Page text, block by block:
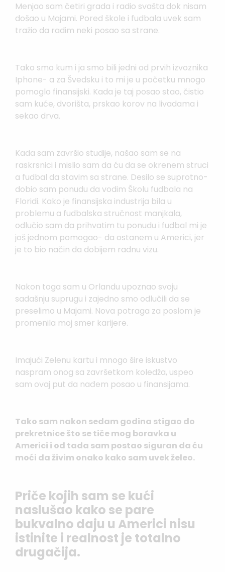
Menjao sam četiri grada i radio svašta dok nisam
došao u Majami. Pored škole i fudbala uvek sam
tražio da radim neki posao sa strane.
Tako smo kum i ja smo bili jedni od prvih izvoznika
Iphone- a za Švedsku i to mi je u početku mnogo
pomoglo finansijski. Kada je taj posao stao, čistio
sam kuće, dvorišta, prskao korov na livadama i
sekao drva.
Kada sam završio studije, našao sam se na
raskrsnici i mislio sam da ću da se okrenem struci
a fudbal da stavim sa strane. Desilo se suprotno-
dobio sam ponudu da vodim Školu fudbala na
Floridi. Kako je finansijska industrija bila u
problemu a fudbalska stručnost manjkala,
odlučio sam da prihvatim tu ponudu i fudbal mi je
još jednom pomogao- da ostanem u Americi, jer
je to bio način da dobijem radnu vizu.
Nakon toga sam u Orlandu upoznao svoju
sadašnju suprugu i zajedno smo odlučili da se
preselimo u Majami. Nova potraga za poslom je
promenila moj smer karijere.
Imajući Zelenu kartu i mnogo šire iskustvo
naspram onog sa završetkom koledža, uspeo
sam ovaj put da nađem posao u finansijama.
Tako sam nakon sedam godina stigao do
prekretnice što se tiče mog boravka u
Americi i od tada sam postao siguran da ću
moći da živim onako kako sam uvek želeo.
Priče kojih sam se kući
naslušao kako se pare
bukvalno daju u Americi nisu
istinite i realnost je totalno
drugačija.